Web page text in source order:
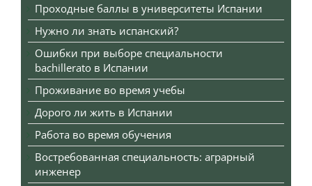
Проходные баллы в университеты Испании
Нужно ли знать испанский?
Ошибки при выборе специальности
bachillerato в Испании
Проживание во время учебы
Дорого ли жить в Испании
Работа во время обучения
Востребованная специальность: аграрный
инженер